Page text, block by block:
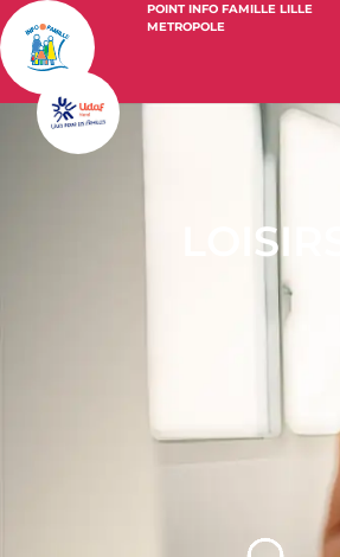
POINT INFO FAMILLE LILLE
METROPOLE
LOISIRS